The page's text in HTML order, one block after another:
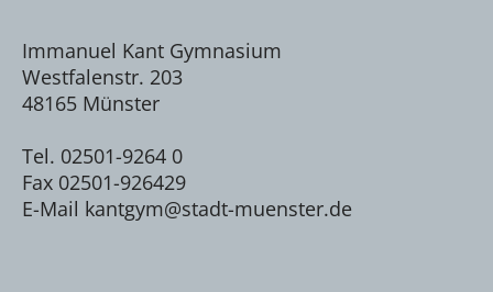
Immanuel Kant Gymnasium
Westfalenstr. 203
48165 Münster
Tel. 02501-9264 0
Fax 02501-926429
E-Mail kantgym@stadt-muenster.de